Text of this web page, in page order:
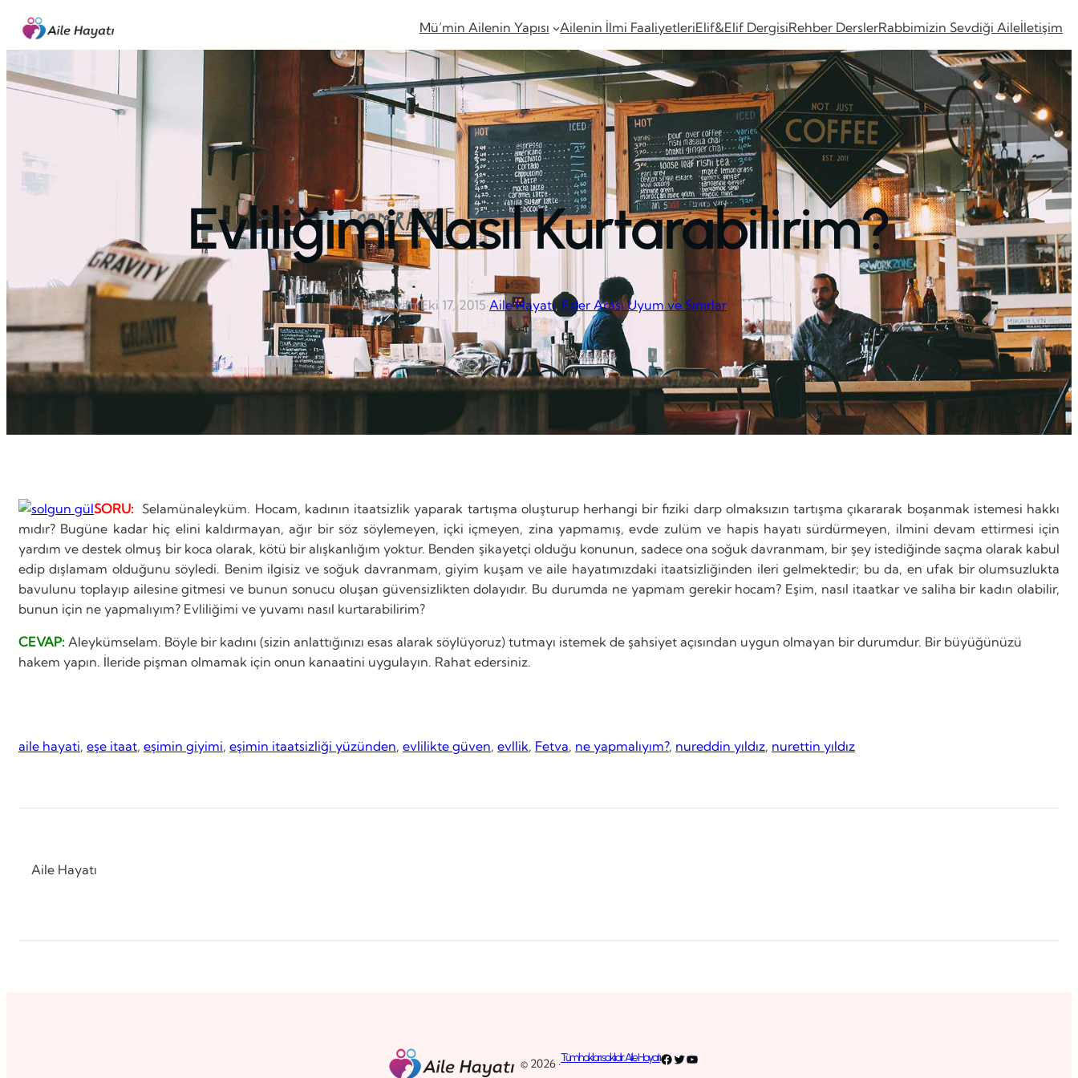
İçeriğe
geç
Mü’min Ailenin Yapısı Ailenin İlmi FaaliyetleriElif&Elif DergisiRehber DerslerRabbimizin Sevdiği Aileİletişim
Evliliğimi Nasıl Kurtarabilirim?
Aile Hayatı·Eki 17, 2015·Aile Hayatı, Eşler Arası Uyum ve Sınırlar
SORU:Selamünaleyküm. Hocam, kadının itaatsizlik yaparak tartışma oluşturup herhangi bir fiziki darp olmaksızın tartışma çıkararak boşanmak istemesi hakkı
mıdır? Bugüne kadar hiç elini kaldırmayan, ağır bir söz söylemeyen, içki içmeyen, zina yapmamış, evde zulüm ve hapis hayatı sürdürmeyen, ilmini devam ettirmesi için
yardım ve destek olmuş bir koca olarak, kötü bir alışkanlığım yoktur. Benden şikayetçi olduğu konunun, sadece ona soğuk davranmam, bir şey istediğinde saçma olarak kabul
edip dışlamam olduğunu söyledi. Benim ilgisiz ve soğuk davranmam, giyim kuşam ve aile hayatımızdaki itaatsizliğinden ileri gelmektedir; bu da, en ufak bir olumsuzlukta
bavulunu toplayıp ailesine gitmesi ve bunun sonucu oluşan güvensizlikten dolayıdır. Bu durumda ne yapmam gerekir hocam? Eşim, nasıl itaatkar ve saliha bir kadın olabilir,
bunun için ne yapmalıyım? Evliliğimi ve yuvamı nasıl kurtarabilirim?
CEVAP: Aleykümselam. Böyle bir kadını (sizin anlattığınızı esas alarak söylüyoruz) tutmayı istemek de şahsiyet açısından uygun olmayan bir durumdur. Bir büyüğünüzü
hakem yapın. İleride pişman olmamak için onun kanaatini uygulayın. Rahat edersiniz.
aile hayati, eşe itaat, eşimin giyimi, eşimin itaatsizliği yüzünden, evlilikte güven, evllik, Fetva, ne yapmalıyım?, nureddin yıldız, nurettin yıldız
Aile Hayatı
© 2026 ·Tüm hakları saklıdır. Aile HayatıFacebook
Twitter
YouTube